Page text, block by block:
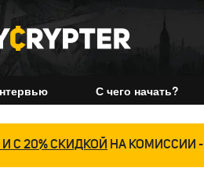
С чего начать?
И С 20% СКИДКОЙ НА КОМИССИИ -